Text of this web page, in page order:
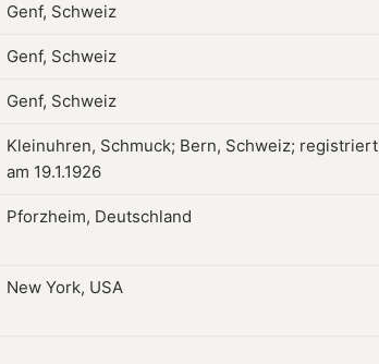
Genf, Schweiz
Genf, Schweiz
Genf, Schweiz
Kleinuhren, Schmuck; Bern, Schweiz; registriert
am 19.1.1926
Pforzheim, Deutschland
New York, USA